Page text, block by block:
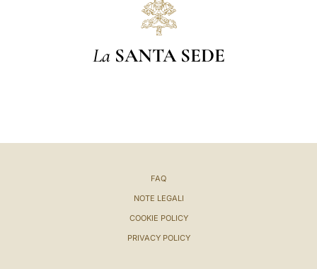
La SANTA SEDE
FAQ
NOTE LEGALI
COOKIE POLICY
PRIVACY POLICY